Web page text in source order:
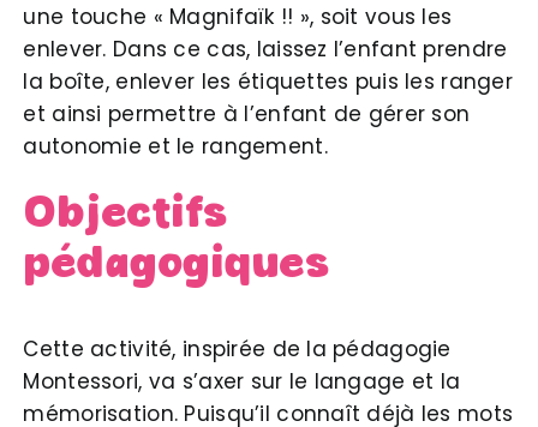
une touche « Magnifaïk !! », soit vous les
enlever. Dans ce cas, laissez l’enfant prendre
la boîte, enlever les étiquettes puis les ranger
et ainsi permettre à l’enfant de gérer son
autonomie et le rangement.
Objectifs
pédagogiques
Cette activité, inspirée de la pédagogie
Montessori, va s’axer sur le langage et la
mémorisation. Puisqu’il connaît déjà les mots